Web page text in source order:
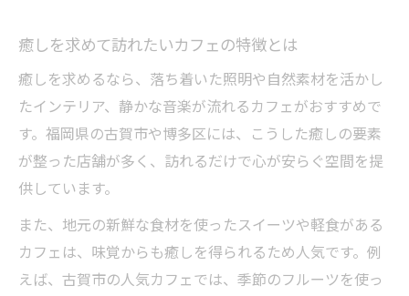
癒しを求めて訪れたいカフェの特徴とは
癒しを求めるなら、落ち着いた照明や自然素材を活かし
たインテリア、静かな音楽が流れるカフェがおすすめで
す。福岡県の古賀市や博多区には、こうした癒しの要素
が整った店舗が多く、訪れるだけで心が安らぐ空間を提
供しています。
また、地元の新鮮な食材を使ったスイーツや軽食がある
カフェは、味覚からも癒しを得られるため人気です。例
えば、古賀市の人気カフェでは、季節のフルーツを使っ